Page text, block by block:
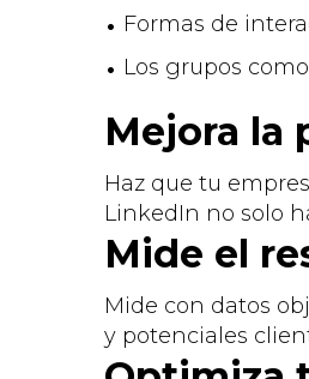
Formas de
Los grupos
Mejora la
Haz que tu
LinkedIn no solo
Mide el
Mide con datos
y potenciales